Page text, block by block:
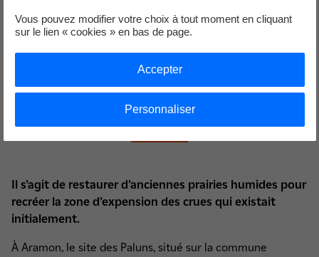
nouvel onglet
Connaissez-vous la force des
prairies d’Aramon ?
Il s’agit de restaurer d’anciennes prairies humides pour
recréer la zone d’expension des crues qui existait
initialement.
À Aramon, le site des Paluns, situé sur la commune
Vous pouvez modifier votre choix à tout moment en cliquant
sur le lien « cookies » en bas de page.
Personnaliser
Accepter